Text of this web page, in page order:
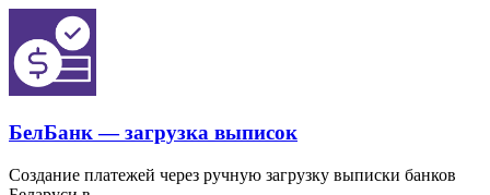
БелБанк — загрузка выписок
Создание платежей через ручную загрузку выписки банков